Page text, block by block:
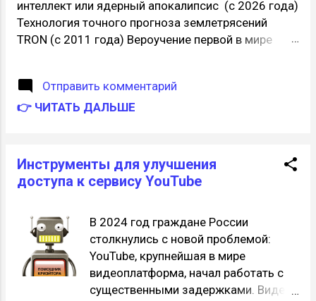
интеллект или ядерный апокалипсис (с 2026 года)
Технология точного прогноза землетрясений
TRON (с 2011 года) Вероучение первой в мире
Позитивный сценарий. ИИ остается под
контролем людей. Но почему-то, все эти люди,
Плохой сценарий. ИИ остается под контролем
людей. Появляются люди которые используют
ИИ во вред человечеству. Алаймент (alignment) -
гарантировать, что действия и цели ИИ-систем
всегда будут соответствовать человеческим
ценностям, намерениям и интересам в
долгосрочной перспективе. 4 августа. Вторник.
Даосизм - «недеяние», созерцательному
Отправить комментарий
👉 ЧИТАТЬ ДАЛЬШЕ
Инструменты для улучшения
доступа к сервису YouTube
В 2024 год граждане России
столкнулись с новой проблемой:
YouTube, крупнейшая в мире
видеоплатформа, начал работать с
существенными задержками. Видео